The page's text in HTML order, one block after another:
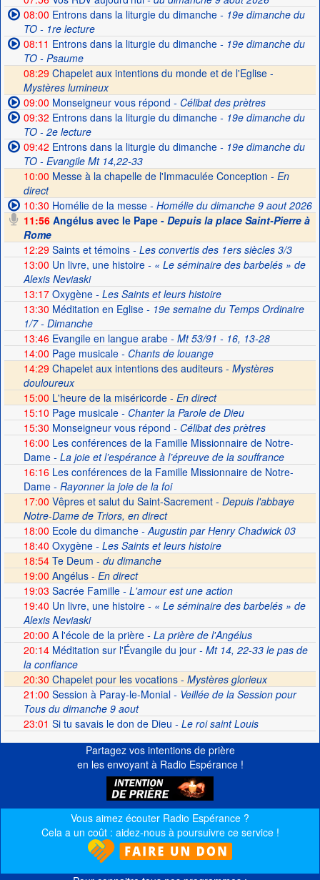
08:00 Entrons dans la liturgie du dimanche- 19e dimanche du
TO - 1re lecture
08:11 Entrons dans la liturgie du dimanche- 19e dimanche du
TO - Psaume
08:29 Chapelet aux intentions du monde et de l'Eglise -
Mystères lumineux
09:00 Monseigneur vous répond - Célibat des prètres
09:32 Entrons dans la liturgie du dimanche- 19e dimanche du
TO - 2e lecture
09:42 Entrons dans la liturgie du dimanche- 19e dimanche du
TO - Evangile Mt 14,22-33
10:00 Messe à la chapelle de l'Immaculée Conception - En
direct
10:30 Homélie de la messe- Homélie du dimanche 9 aout 2026
11:56Angélus avec le Pape - Depuis la place Saint-Pierre à
Rome
12:29Saints et témoins- Les convertis des 1ers siècles 3/3
13:00 Un livre, une histoire- « Le séminaire des barbelés » de
Alexis Neviaski
13:17Oxygène- Les Saints et leurs histoire
13:30 Méditation en Eglise- 19e semaine du Temps Ordinaire
1/7 - Dimanche
13:46Evangile en langue arabe- Mt 53/91 - 16, 13-28
14:00 Page musicale- Chants de louange
14:29 Chapelet aux intentions des auditeurs - Mystères
douloureux
15:00 L'heure de la miséricorde - En direct
15:10 Page musicale- Chanter la Parole de Dieu
15:30 Monseigneur vous répond - Célibat des prètres
16:00 Les conférences de la Famille Missionnaire de Notre-
Dame- La joie et l’espérance à l’épreuve de la souffrance
16:16Les conférences de la Famille Missionnaire de Notre-
Dame- Rayonner la joie de la foi
17:00 Vêpres et salut du Saint-Sacrement - Depuis l'abbaye
Notre-Dame de Triors, en direct
18:00 Ecole du dimanche- Augustin par Henry Chadwick 03
18:40 Oxygène- Les Saints et leurs histoire
18:54Te Deum - du dimanche
19:00 Angélus - En direct
19:03 Sacrée Famille- L'amour est une action
19:40 Un livre, une histoire- « Le séminaire des barbelés » de
Alexis Neviaski
20:00 A l'école de la prière- La prière de l'Angélus
20:14Méditation sur l'Évangile du jour- Mt 14, 22-33 le pas de
la confiance
20:30 Chapelet pour les vocations - Mystères glorieux
21:00 Session à Paray-le-Monial- Veillée de la Session pour
Tous du dimanche 9 aout
23:01 Si tu savais le don de Dieu - Le roi saint Louis
Partagez vos intentions de prière
en les envoyant à Radio Espérance !
Vous aimez écouter Radio Espérance ?
Cela a un coût : aidez-nous à poursuivre ce service !